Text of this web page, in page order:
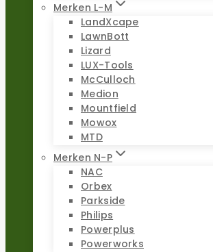
Merken L-M
LandXcape
LawnBott
Lizard
LUX-Tools
McCulloch
Medion
Mountfield
Mowox
MTD
Merken N-P
NAC
Orbex
Parkside
Philips
Powerplus
Powerworks